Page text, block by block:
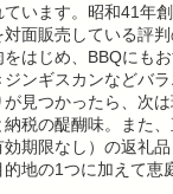
います。昭和41年創
面販売している評
はじめ、BBQにも
ンギスカンなどバ
見つかったら、次
税の醍醐味。また、
期限なし）の返礼
地の1つに加えて恵